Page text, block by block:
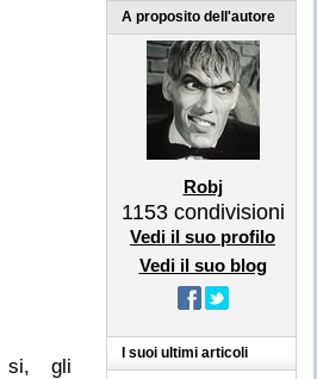
si, gli
A proposito dell'autore
Robj
1153 condivisioni
Vedi il suo profilo
Vedi il suo blog
I suoi ultimi articoli